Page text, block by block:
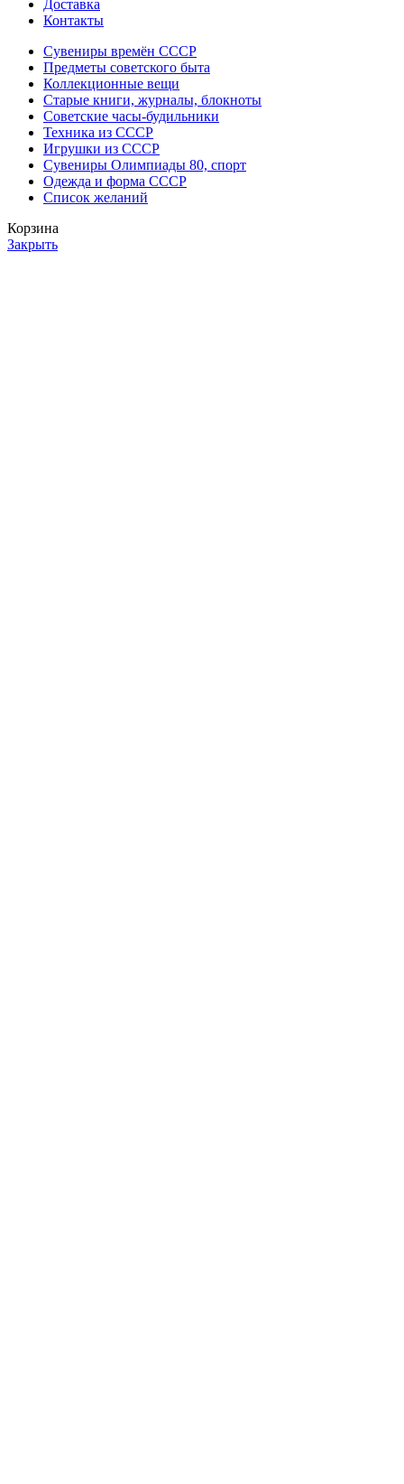
Доставка
Контакты
Сувениры времён СССР
Предметы советского быта
Коллекционные вещи
Старые книги, журналы, блокноты
Советские часы-будильники
Техника из СССР
Игрушки из СССР
Сувениры Олимпиады 80, спорт
Одежда и форма СССР
Список желаний
Корзина
Закрыть